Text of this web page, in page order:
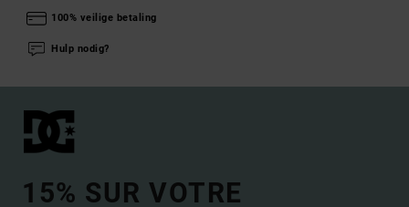
100% veilige betaling
Hulp nodig?
15% SUR VOTRE